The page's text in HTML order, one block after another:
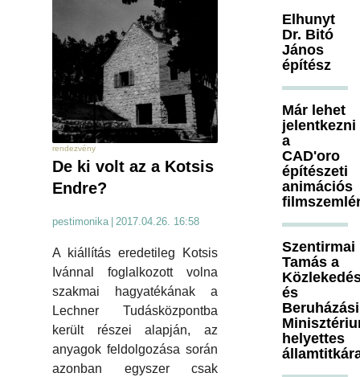
rendezvény
De ki volt az a Kotsis
Endre?
pestimonika 2017.04.26. 16:58
A kiállítás eredetileg Kotsis
Ivánnal foglalkozott volna
szakmai hagyatékának a
Lechner Tudásközpontba
került részei alapján, az
anyagok feldolgozása során
azonban egyszer csak
Elhunyt
Dr. Bitó
János
építész
Már lehet
jelentkezni
a
CAD'oro
építészeti
animációs
Szentirmai
Tamás a
és
Beruházási
helyettes